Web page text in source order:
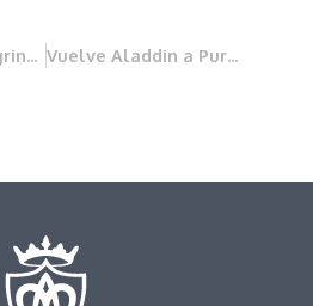
Jubileo 2025 Peregrinos de la esperanza Vuelve Aladdin a Pureza Cid